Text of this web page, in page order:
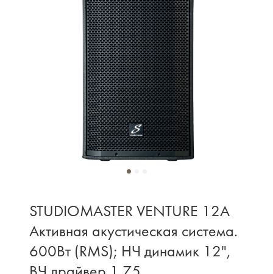
STUDIOMASTER VENTURE 12A
Активная акустическая система.
600Вт (RMS); НЧ динамик 12",